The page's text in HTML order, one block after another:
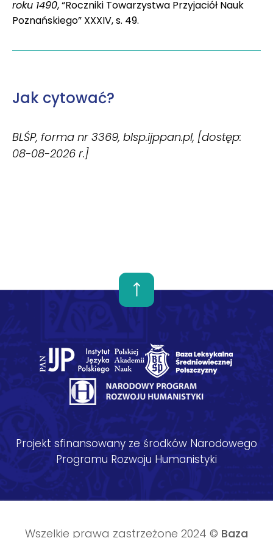
roku 1490, “Roczniki Towarzystwa Przyjaciół Nauk
Poznańskiego” XXXIV, s. 49.
Jak cytować?
BLŚP, forma nr 3369, blsp.ijppan.pl, [dostęp:
08-08-2026 r.]
Projekt sfinansowany ze środków Narodowego
Programu Rozwoju Humanistyki
Wszelkie prawa zastrzeżone 2024 © Baza